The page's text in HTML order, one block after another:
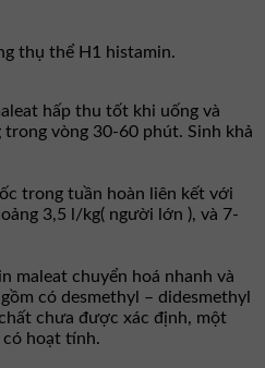
thụ thể H1 histamin.
hấp thu tốt khi uống và
vòng 30-60 phút. Sinh khả
trong tuần hoàn liên kết với
3,5 l/kg( người lớn ), và 7-
maleat chuyển hoá nhanh và
có desmethyl – didesmethyl
chưa được xác định, một
có hoạt tính.